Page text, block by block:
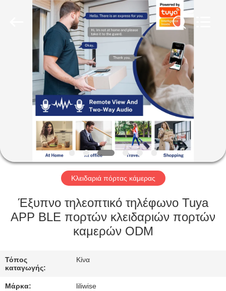
ΣΠΊΤΙ
ΠΡΟΪΌΝΤΑ
ΠΕΡΊΠΟΥ
ΕΜΕΊΣ
ΓΎΡΟΣ
ΕΡΓΟΣΤΑΣΊΩΝ
ΠΟΙΟΤΙΚΌΣ
ΜΑΣ
ΕΛΆΤΕ
Κλειδαριά πόρτας κάμερας
Έξυπνο τηλεοπτικό τηλέφωνο Tuya
APP BLE πορτών κλειδαριών πορτών
καμερών ODM
Τόπος
καταγωγής:
Κίνα
Μάρκα: liliwise